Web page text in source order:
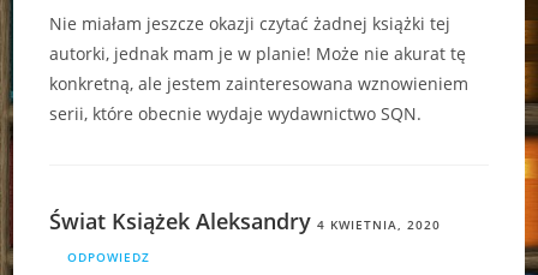
Nie miałam jeszcze okazji czytać żadnej książki tej
autorki, jednak mam je w planie! Może nie akurat tę
konkretną, ale jestem zainteresowana wznowieniem
serii, które obecnie wydaje wydawnictwo SQN.
Świat Książek Aleksandry 4 KWIETNIA, 2020
ODPOWIEDZ